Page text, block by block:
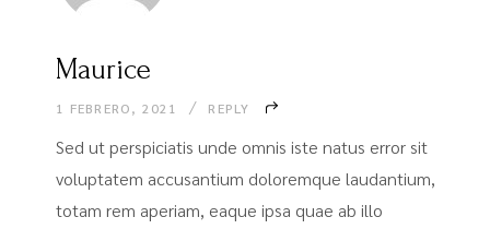
Maurice
1 FEBRERO, 2021 REPLY
Sed ut perspiciatis unde omnis iste natus error sit
voluptatem accusantium doloremque laudantium,
totam rem aperiam, eaque ipsa quae ab illo